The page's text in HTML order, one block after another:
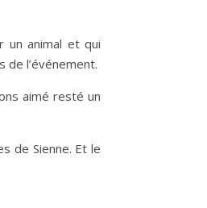
un animal et qui
de l’événement.
aimé resté un
de Sienne. Et le